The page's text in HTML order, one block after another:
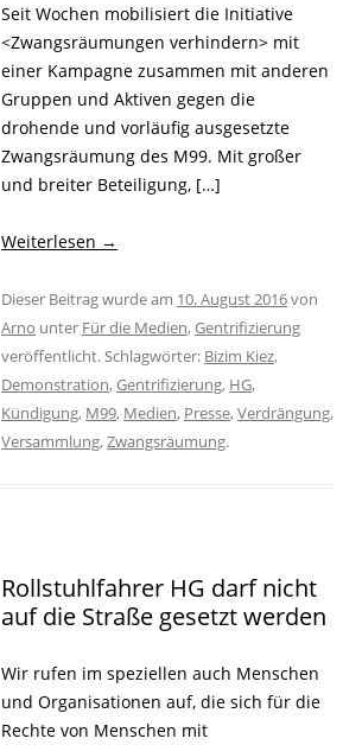
Seit Wochen mobilisiert die Initiative
<Zwangsräumungen verhindern> mit
einer Kampagne zusammen mit anderen
Gruppen und Aktiven gegen die
drohende und vorläufig ausgesetzte
Zwangsräumung des M99. Mit großer
und breiter Beteiligung, […]
Weiterlesen →
Dieser Beitrag wurde am 10. August 2016von
Arno unter Für die Medien,Gentrifizierung
veröffentlicht. Schlagwörter: Bizim Kiez,
Demonstration,Gentrifizierung, HG,
Kündigung, M99, Medien, Presse,Verdrängung,
Versammlung,Zwangsräumung.
Rollstuhlfahrer HG darf nicht
auf die Straße gesetzt werden
Wir rufen im speziellen auch Menschen
und Organisationen auf, die sich für die
Rechte von Menschen mit